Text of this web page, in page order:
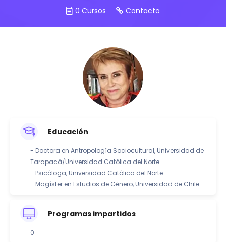
0 Cursos Contacto
Educación
- Doctora en Antropología Sociocultural, Universidad de
Tarapacá/Universidad Católica del Norte.
- Psicóloga, Universidad Católica del Norte.
- Magíster en Estudios de Género, Universidad de Chile.
Programas impartidos
0